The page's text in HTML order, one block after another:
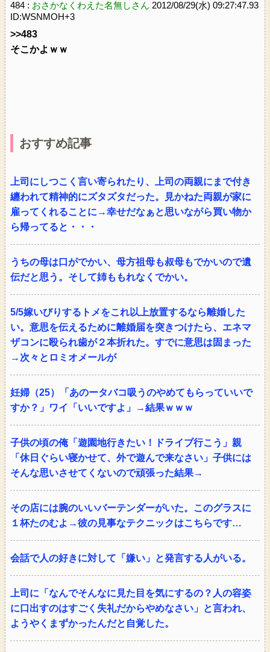
484 : おさかなくわえた名無しさん 2012/08/29(水) 09:27:47.93
ID:WSNMOH+3
>>483
そこかよｗｗ
おすすめ記事
上司にしつこく言い寄られたり、上司の両親にまで付き
纏われて精神的にズタズタだった。見かねた両親が家に
雇ってくれることに→幸せだなぁと思いながら買い物か
ら帰ってると・・・
うちの母は口がでかい、母方祖母も叔母もでかいので遺
伝だと思う。そして姉ももれなくでかい。
5/5嫁いびりするトメをこれ以上放置するなら離婚した
い。意思を伝えるために離婚届を突きつけたら、エネマ
ザコンに殴られ歯が２本折れた。すでに意思は固まった
→次々とロミオメールが
妊婦（25）「あのータバコ吸うのやめてもらっていいで
すか？」ワイ「いいですよ」→結果ｗｗｗ
子供の頃の俺「遊園地行きたい！ドライブ行こう」親
「休日ぐらい寝かせて、外で遊んで来なさい」子供には
そんな思いさせてくないので頑張った結果→
その店には腕のいいバーテンダーがいた。このグラスに
１杯たのむよ→彼の見事なテクニックはこちらです…
会話で人の好きに対して「嫌い」と発言する人がいる。
上司に「なんでそんなに見た目を気にするの？人の容姿
に口出すのはすごく失礼だからやめなさい」と言われ、
ようやくまずかったんだと自覚した。